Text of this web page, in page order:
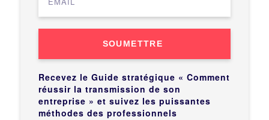
SOUMETTRE
Recevez le Guide stratégique « Comment
réussir la transmission de son
entreprise » et suivez les puissantes
méthodes des professionnels